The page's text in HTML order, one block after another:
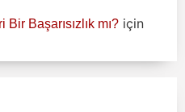
Başarısızlık mı? için